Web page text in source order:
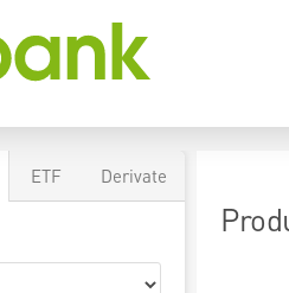
ETF Derivate